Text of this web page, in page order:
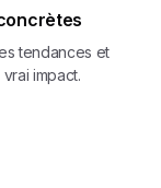
tendances et
impact.